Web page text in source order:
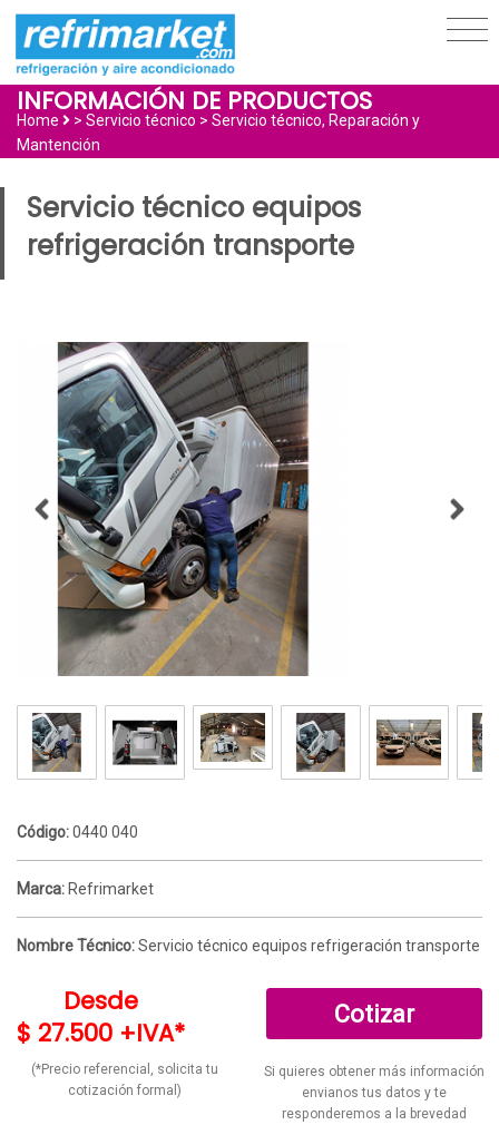
INFORMACIÓN DE PRODUCTOS
Home > Servicio técnico > Servicio técnico, Reparación y
Mantención
Servicio técnico equipos
refrigeración transporte
Código:0440 040
Marca: Refrimarket
Nombre Técnico:Servicio técnico equipos refrigeración transporte
Desde
$ 27.500 +IVA*
(*Precio referencial, solicita tu
cotización formal)
Cotizar
Si quieres obtener más información
envianos tus datos y te
responderemos a la brevedad